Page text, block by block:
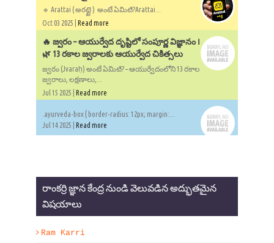
🔹 Arattai ( అరట్టై ) అంటే ఏమిటి?Arattai...
Oct 03 2025 | Read more
🔥 జ్వరం – ఆయుర్వేద దృష్టిలో సంపూర్ణ విజ్ఞానం ౹
🌿 13 రకాల జ్వరాలకు ఆయుర్వేద చికిత్సలు
జ్వరం (Jvaraḥ) అంటే ఏమిటి? – ఆయుర్వేదంలోని 13 రకాల
జ్వరాలు, లక్షణాలు,...
Jul 15 2025 | Read more
.ayurveda-box { border-radius: 12px; margin:...
Jul 14 2025 | Read more
రాంకర్రి జ్ఞాన కేంద్ర నుండి వెలువడిన అద్భుతమైన
విషయాలు
Ram Karri